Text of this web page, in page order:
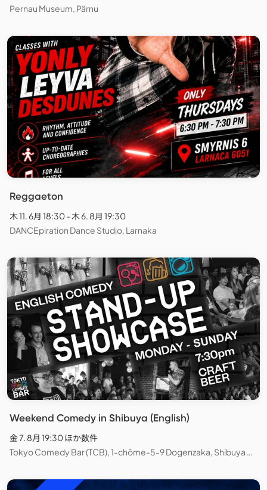
Pernau Museum, Pärnu
Reggaeton
木 11. 6月 18:30 - 木 6. 8月 19:30
DANCEpiration Dance Studio, Larnaka
Weekend Comedy in Shibuya (English)
金 7. 8月 19:30 ほか数件
Tokyo Comedy Bar (TCB), 1-chōme-5-9 Dogenzaka, Shibuya City, Tokyo, Japan